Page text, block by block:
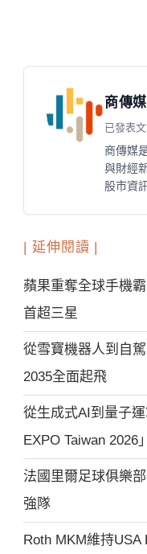
商傳媒
已發表
商傳媒
與財經
股市資
| 延伸閱讀 |
蘋果重奪全球手機
首超三星
從雪寶機器人到自
2035全面起飛
從生成式AI到量子
EXPO Taiwan 2026
法國里爾足球俱樂
強隊
Roth MKM維持